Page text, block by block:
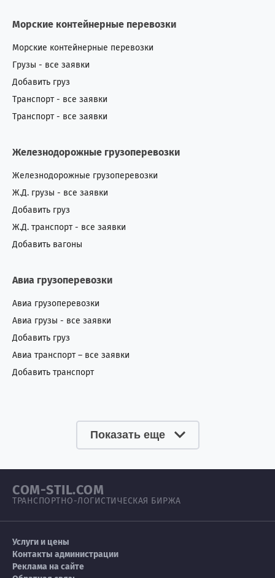
Морские контейнерные перевозки
Морские контейнерные перевозки
Грузы - все заявки
Добавить груз
Транспорт - все заявки
Транспорт - все заявки
Железнодорожные грузоперевозки
Железнодорожные грузоперевозки
Ж.Д. грузы - все заявки
Добавить груз
Ж.Д. транспорт - все заявки
Добавить вагоны
Авиа грузоперевозки
Авиа грузоперевозки
Авиа грузы - все заявки
Добавить груз
Авиа транспорт – все заявки
Добавить транспорт
Показать еще
COM-STIL.COM
ТРАНСПОРТНО-ЛОГИСТИЧЕСКАЯ БИРЖА
Услуги и цены
Контакты администрации
Реклама на сайте